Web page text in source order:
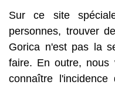
Sur ce site
personnes, trouver
Gorica n'est pas la
faire. En outre, nous
connaître